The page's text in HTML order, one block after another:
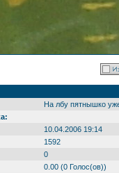
На лбу пятнышко
10.04.2006 19:14
1592
0
0.00 (0 Голос(ов))